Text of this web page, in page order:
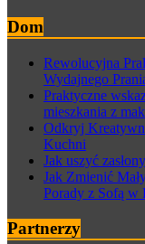
Dom
Rewolucyjna
Wydajnego
Praktyczne
mieszkania z
Odkryj
Kuchni
Jak uszyć
Jak Zmienić
Porady z Sofą w
Partnerzy